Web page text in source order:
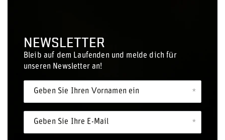
NEWSLETTER
Bleib auf dem Laufenden und melde dich für
unseren Newsletter an!
Geben Sie Ihren Vornamen ein
Geben Sie Ihre E-Mail